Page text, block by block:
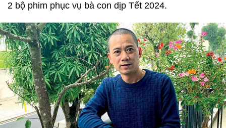
2 bộ phim phục vụ bà con dịp Tết 2024.